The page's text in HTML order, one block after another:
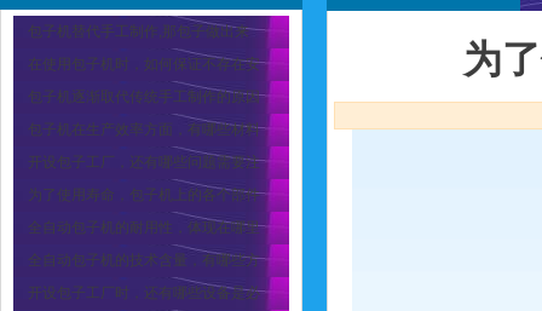
包子机替代手工制作,那包子做出来
在使用包子机时，如何保证不存在安
包子机逐渐取代传统手工制作的原因
包子机在生产效率方面，有哪些材料
开设包子工厂，还有哪些问题需要注
为了使用寿命，包子机上的各个部件
全自动包子机的耐用性，体现在哪里
全自动包子机的技术含量，有哪些方
开设包子工厂时，还有哪些设备是必
为